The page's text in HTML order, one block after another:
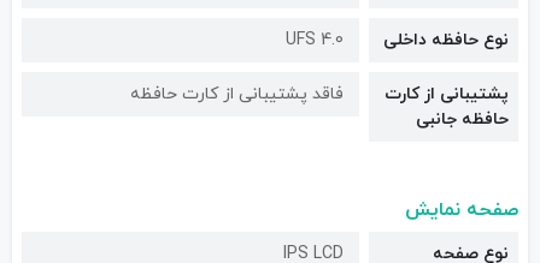
نوع حافظه داخلی UFS 4.0
پشتیبانی از کارت
حافظه جانبی
فاقد پشتیبانی از کارت حافظه
صفحه نمایش
نوع صفحه
IPS LCD